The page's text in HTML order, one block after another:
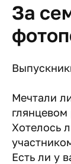
За
Мечтали
глянцевом
Хотелось
Есть ли у